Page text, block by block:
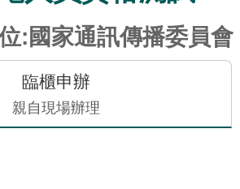
:國家通訊傳播委員會
臨櫃申辦
親自現場辦理